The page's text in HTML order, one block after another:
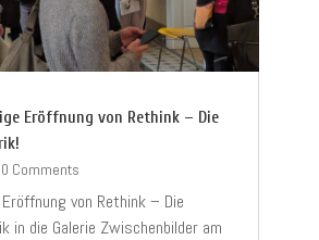
Eröffnung von Rethink – Die
0 Comments
von Rethink – Die
in die Galerie Zwischenbilder am